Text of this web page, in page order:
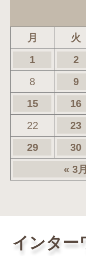
月 火
« 3月
1 2
8
9
15
16
22
23
29
30
インター